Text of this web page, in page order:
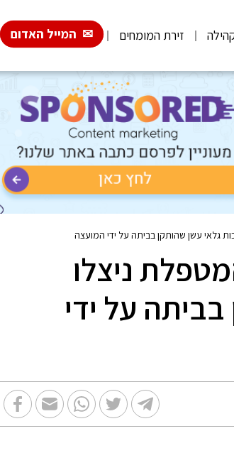
זירת המומחים המייל האדום
גלאי עשן שהותקן בביתה על ידי המועצה
ניצלו
על ידי